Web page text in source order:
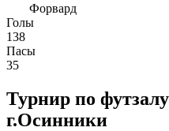
Форвард
Голы
138
Пасы
35
Турнир по
г.Осинники